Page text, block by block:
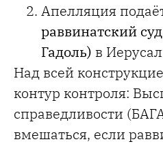
Апелляция
раввинатский
Гадоль) в
Над всей
контур контроля:
справедливости
вмешаться, если